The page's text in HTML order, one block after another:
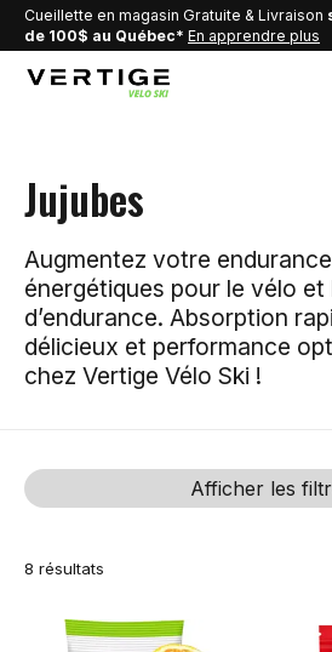
Cueillette en magasin Gratuite & Livraison
de 100$ au Québec* En apprendre plus
Jujubes
Augmentez votre
énergétiques pour le vélo et
d’endurance. Absorption
délicieux et performance
chez Vertige Vélo Ski !
Afficher les
8 résultats